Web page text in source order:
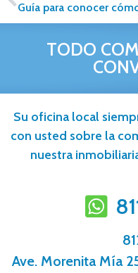
TODO
Su oficina local
con usted sobre la
nuestra
Ave. Morenita Mí­a